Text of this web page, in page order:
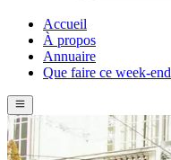
Accueil
À propos
Annuaire
Que faire ce week-end